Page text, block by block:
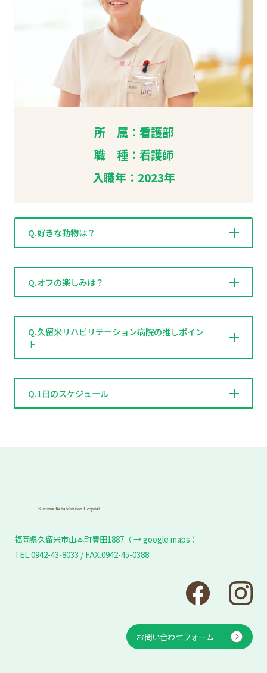
所 属：看護部
職 種：看護師
入職年：2023年
Q.好きな動物は？
Q.オフの楽しみは？
Q.久留米リハビリテーション病院の推しポイン
ト
Q.1日のスケジュール
福岡県久留米市山本町豊田1887（ → google maps ）
TEL.0942-43-8033 / FAX.0942-45-0388
お問い合わせフォーム